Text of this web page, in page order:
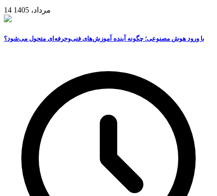
14 مرداد، 1405
با ورود هوش مصنوعی؛ چگونه آینده آموزش‌های فنی‌وحرفه‌ای متحول می‌شود؟